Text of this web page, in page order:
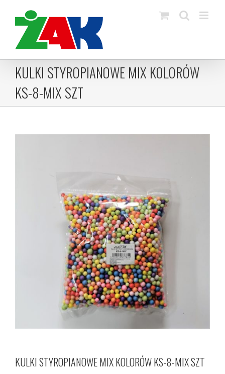
content
KULKI STYROPIANOWE MIX KOLORÓW
KS-8-MIX SZT
KULKI STYROPIANOWE MIX KOLORÓW KS-8-MIX SZT